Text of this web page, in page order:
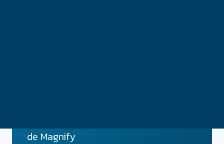
de Magnify